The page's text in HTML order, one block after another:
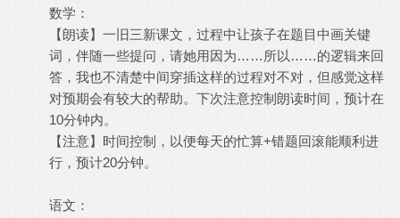
数学：
【朗读】一旧三新课文，过程中让孩子在题目中画关键
词，伴随一些提问，请她用因为……所以……的逻辑来回
答，我也不清楚中间穿插这样的过程对不对，但感觉这样
对预期会有较大的帮助。下次注意控制朗读时间，预计在
10分钟内。
【注意】时间控制，以便每天的忙算+错题回滚能顺利进
行，预计20分钟。
语文：